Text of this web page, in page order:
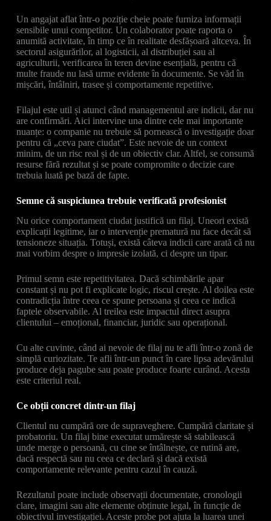
Un angajat aflat într-o poziție cheie poate furniza informații
sensibile unui competitor. Un colaborator poate raporta o
anumită activitate, în timp ce în realitate desfășoară altceva. În
sectorul asigurărilor, al logisticii, al distribuției sau al
agriculturii, verificarea în teren devine esențială, pentru că
multe fraude nu lasă urme evidente în documente. Se văd în
mișcări, întâlniri, trasee și comportamente repetitive.
Filajul este util și atunci când managementul are indicii, dar nu
are confirmări. Aici intervine una dintre cele mai importante
nuanțe: o companie nu trebuie să pornească o investigație doar
pentru că „ceva pare ciudat”. Este nevoie de un context
minim, de un risc real și de un obiectiv clar. Altfel, se consumă
resurse fără rezultat și se poate compromite o decizie care
trebuia luată pe bază de fapte.
Semne că suspiciunea trebuie verificată profesionist
Nu orice comportament ciudat justifică un filaj. Uneori există
explicații legitime, iar o intervenție prematură nu face decât să
tensioneze situația. Totuși, există câteva indicii care arată că nu
mai vorbim despre o impresie izolată, ci despre un tipar.
Primul semn este repetitivitatea. Dacă schimbările apar
constant și nu pot fi explicate logic, riscul crește. Al doilea este
contradicția între ceea ce spune persoana și ceea ce indică
faptele observabile. Al treilea este impactul direct asupra
clientului – emoțional, financiar, juridic sau operațional.
Cu alte cuvinte, când ai nevoie de filaj nu te afli într-o zonă de
simplă curiozitate. Te afli într-un punct în care lipsa adevărului
produce deja pagube sau poate produce foarte curând. Acesta
este criteriul real.
Ce obții concret dintr-un filaj
Clientul nu cumpără ore de supraveghere. Cumpără claritate și
probatoriu. Un filaj bine executat urmărește să stabilească
unde merge o persoană, cu cine se întâlnește, ce rutină are,
dacă respectă sau nu ceea ce declară și dacă există
comportamente relevante pentru cazul în cauză.
Rezultatul poate include observații documentate, cronologii
clare, imagini sau alte elemente obținute legal, în funcție de
obiectivul investigației. Aceste probe pot ajuta la luarea unei